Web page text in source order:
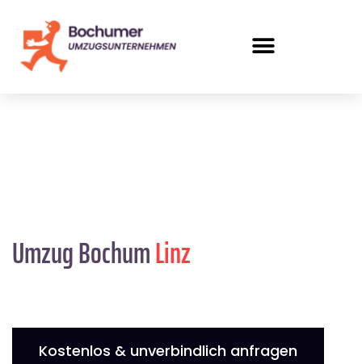
Umzug BochumLinz
Kostenlos & unverbindlich anfragen